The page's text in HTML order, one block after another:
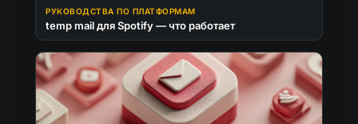
РУКОВОДСТВА ПО ПЛАТФОРМАМ
temp mail для Spotify — что работает